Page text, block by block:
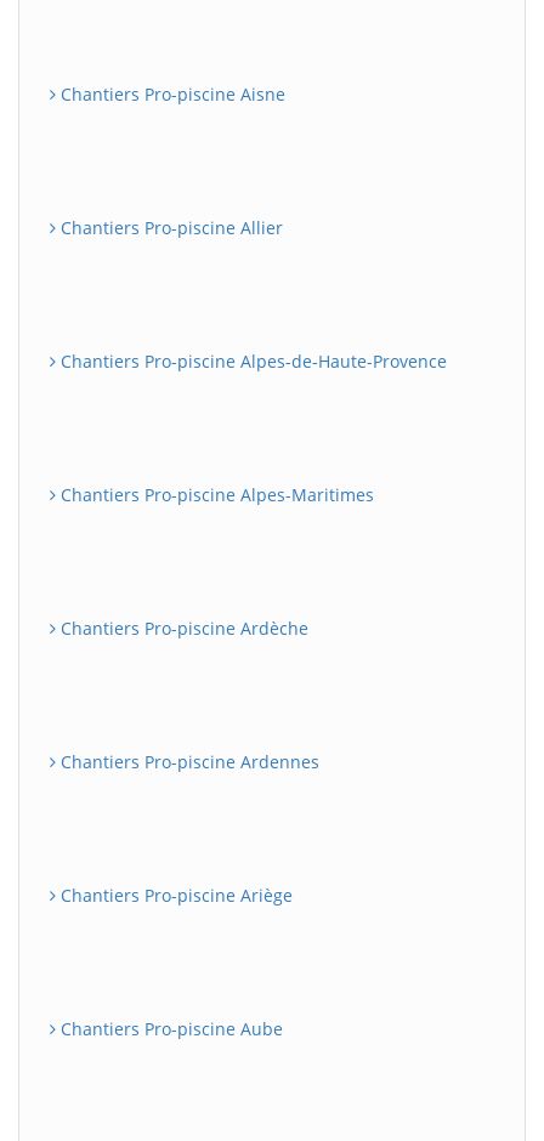
Chantiers Pro-piscine Aisne
Chantiers Pro-piscine Allier
Chantiers Pro-piscine Alpes-de-Haute-Provence
Chantiers Pro-piscine Alpes-Maritimes
Chantiers Pro-piscine Ardèche
Chantiers Pro-piscine Ardennes
Chantiers Pro-piscine Ariège
Chantiers Pro-piscine Aube